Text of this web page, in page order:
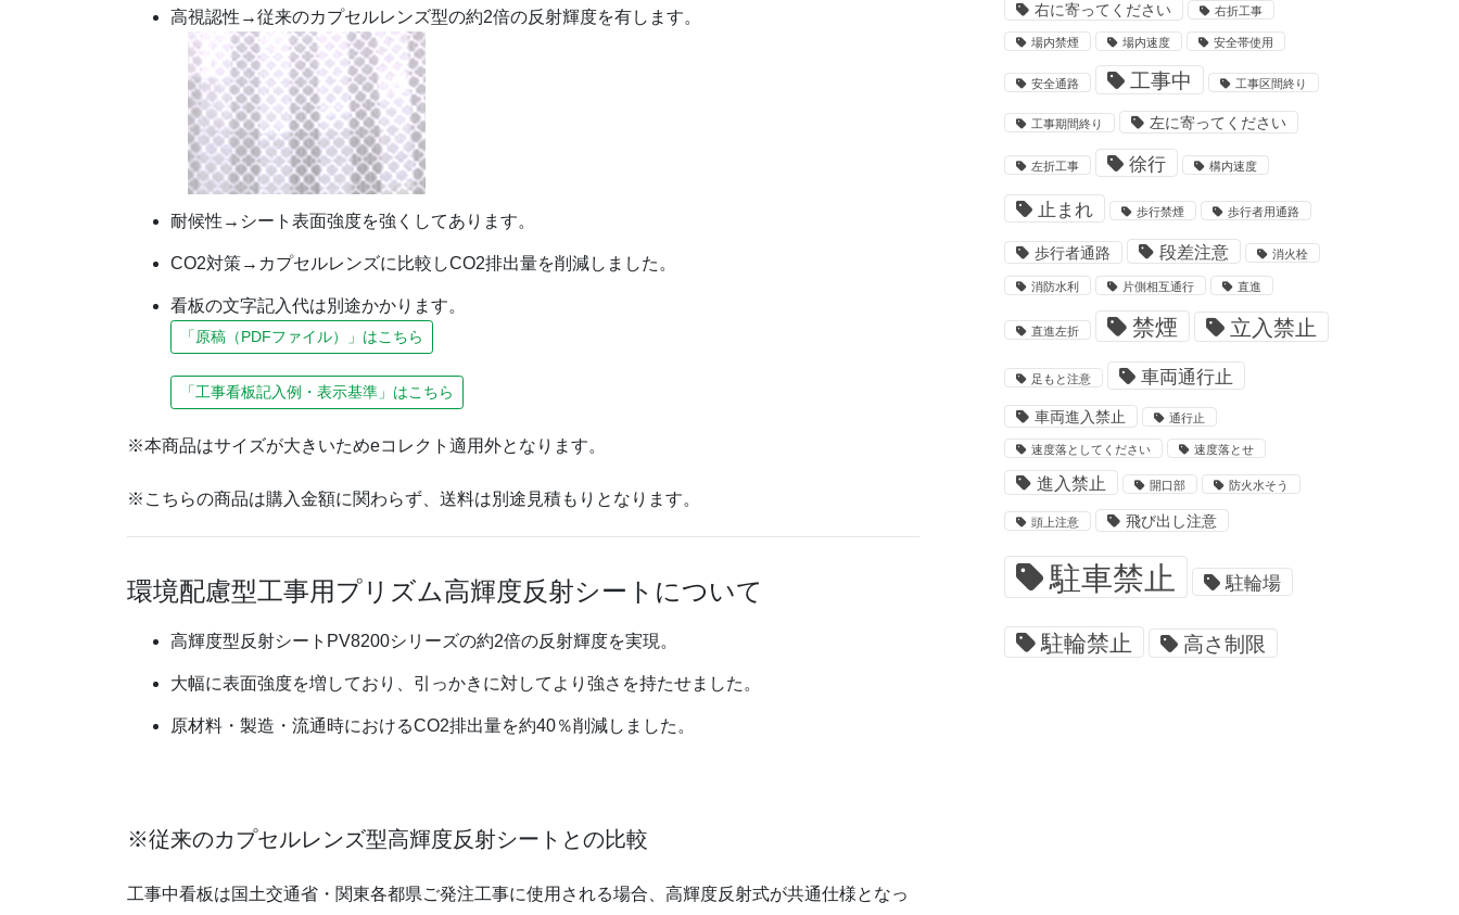
高視認性→従来のカプセルレンズ型の約2倍の反射輝度を有します。
耐候性→シート表面強度を強くしてあります。
CO2対策→カプセルレンズに比較しCO2排出量を削減しました。
看板の文字記入代は別途かかります。
「原稿（PDFファイル）」はこちら
「工事看板記入例・表示基準」はこちら
※本商品はサイズが大きいためeコレクト適用外となります。
※こちらの商品は購入金額に関わらず、送料は別途見積もりとなります。
環境配慮型工事用プリズム高輝度反射シートについて
高輝度型反射シートPV8200シリーズの約2倍の反射輝度を実現。
大幅に表面強度を増しており、引っかきに対してより強さを持たせました。
原材料・製造・流通時におけるCO2排出量を約40％削減しました。
※従来のカプセルレンズ型高輝度反射シートとの比較
工事中看板は国土交通省・関東各都県ご発注工事に使用される場合、高輝度反射式が共通仕様となっ
右に寄ってください 右折工事
場内禁煙 場内速度 安全帯使用
安全通路 工事中 工事区間終り
工事期間終り 左に寄ってください
左折工事 徐行 構内速度
止まれ 歩行禁煙 歩行者用通路
歩行者通路 段差注意 消火栓
消防水利 片側相互通行 直進
直進左折 禁煙 立入禁止
足もと注意 車両通行止
車両進入禁止 通行止
速度落としてください 速度落とせ
進入禁止 開口部 防火水そう
頭上注意 飛び出し注意
駐車禁止 駐輪場
駐輪禁止 高さ制限